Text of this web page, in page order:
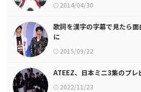
2014/04/30
歌詞を漢字の字幕で見たら
に
2015/09/22
ATEEZ、日本ミニ3集のプレ
2022/11/23